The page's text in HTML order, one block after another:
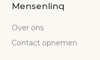
Mensenlinq
Over ons
Contact opnemen